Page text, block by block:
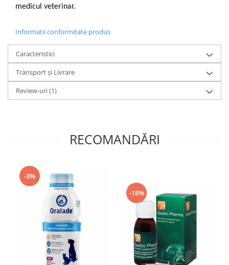
medicul veterinar.
Informatii conformitate produs
Caracteristici
Transport și Livrare
Review-uri(1)
RECOMANDĂRI
-3%
-18%